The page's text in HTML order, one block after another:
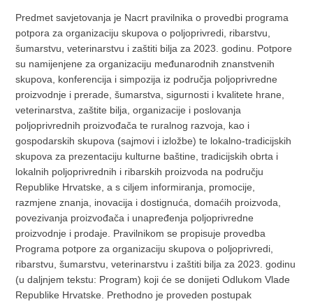
Predmet savjetovanja je Nacrt pravilnika o provedbi programa
potpora za organizaciju skupova o poljoprivredi, ribarstvu,
šumarstvu, veterinarstvu i zaštiti bilja za 2023. godinu. Potpore
su namijenjene za organizaciju međunarodnih znanstvenih
skupova, konferencija i simpozija iz područja poljoprivredne
proizvodnje i prerade, šumarstva, sigurnosti i kvalitete hrane,
veterinarstva, zaštite bilja, organizacije i poslovanja
poljoprivrednih proizvođača te ruralnog razvoja, kao i
gospodarskih skupova (sajmovi i izložbe) te lokalno-tradicijskih
skupova za prezentaciju kulturne baštine, tradicijskih obrta i
lokalnih poljoprivrednih i ribarskih proizvoda na području
Republike Hrvatske, a s ciljem informiranja, promocije,
razmjene znanja, inovacija i dostignuća, domaćih proizvoda,
povezivanja proizvođača i unapređenja poljoprivredne
proizvodnje i prodaje. Pravilnikom se propisuje provedba
Programa potpore za organizaciju skupova o poljoprivredi,
ribarstvu, šumarstvu, veterinarstvu i zaštiti bilja za 2023. godinu
(u daljnjem tekstu: Program) koji će se donijeti Odlukom Vlade
Republike Hrvatske. Prethodno je proveden postupak